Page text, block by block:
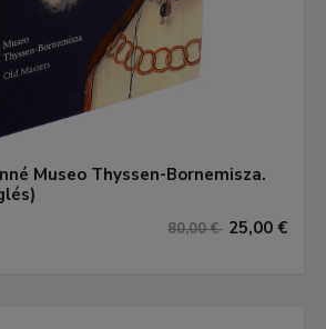
Museo Thyssen-Bornemisza.
80,00 € 25,00 €